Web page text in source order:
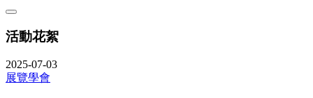
活動花絮
2025-07-03
展覽學會